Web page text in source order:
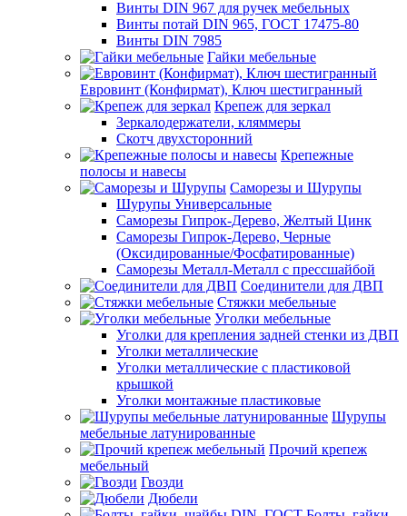
Винты DIN 967 для ручек мебельных
Винты потай DIN 965, ГОСТ 17475-80
Винты DIN 7985
Гайки мебельные
Евровинт (Конфирмат), Ключ шестигранный
Крепеж для зеркал
Зеркалодержатели, кляммеры
Скотч двухсторонний
Крепежные
полосы и навесы
Саморезы и Шурупы
Шурупы Универсальные
Саморезы Гипрок-Дерево, Желтый Цинк
Саморезы Гипрок-Дерево, Черные
(Оксидированные/Фосфатированные)
Саморезы Металл-Металл с прессшайбой
Соединители для ДВП
Стяжки мебельные
Уголки мебельные
Уголки для крепления задней стенки из ДВП
Уголки металлические
Уголки металлические с пластиковой
крышкой
Уголки монтажные пластиковые
Шурупы
мебельные латунированные
Прочий крепеж
мебельный
Гвозди
Дюбели